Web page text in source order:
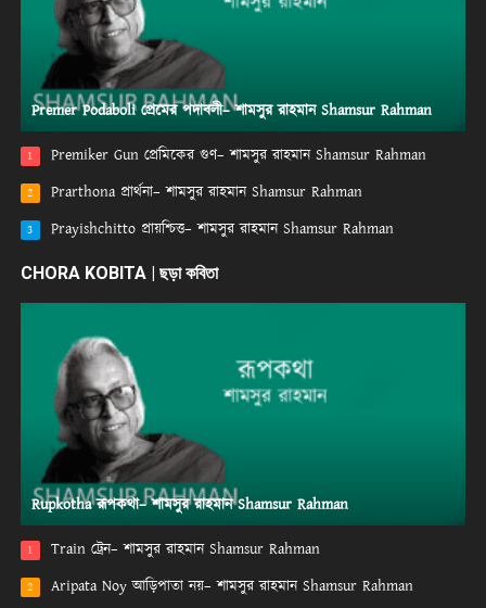
Premer Podaboli প্রেমের পদাবলী– শামসুর রাহমান Shamsur Rahman
1 Premiker Gun প্রেমিকের গুণ– শামসুর রাহমান Shamsur Rahman
2 Prarthona প্রার্থনা– শামসুর রাহমান Shamsur Rahman
3 Prayishchitto প্রায়শ্চিত্ত– শামসুর রাহমান Shamsur Rahman
CHORA KOBITA | ছড়া কবিতা
Rupkotha রূপকথা– শামসুর রাহমান Shamsur Rahman
1 Train ট্রেন– শামসুর রাহমান Shamsur Rahman
2 Aripata Noy আড়িপাতা নয়– শামসুর রাহমান Shamsur Rahman